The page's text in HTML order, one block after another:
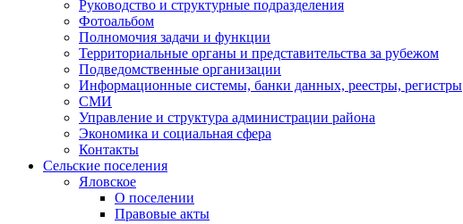
Руководство и структурные подразделения
Фотоальбом
Полномочия задачи и функции
Территориальные органы и представительства за рубежом
Подведомственные организации
Информационные системы, банки данных, реестры, регистры
СМИ
Управление и структура администрации района
Экономика и социальная сфера
Контакты
Сельские поселения
Яловское
О поселении
Правовые акты